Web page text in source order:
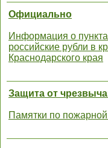
Официально
Информация о
российские рубли в
Краснодарского края
Защита от
Памятки по пожарной